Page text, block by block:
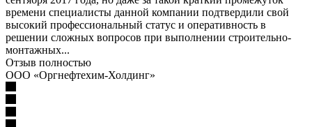
времени специалисты данной компании подтвердили свой
высокий профессиональный статус и оперативность в
решении сложных вопросов при выполнении строительно-
монтажных...
Отзыв полностью
ООО «Оргнефтехим-Холдинг»